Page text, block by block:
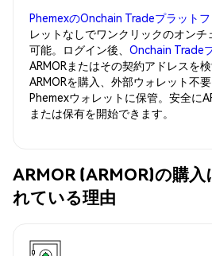
PhemexのOnchain Tradeプラット
レットなしでワンクリックのオン
可能。ログイン後、 Onchain Trade
ARMORまたはその契約アドレスを
ARMORを購入、外部ウォレット不
Phemexウォレットに保管。安全に
または保有を開始できます。
ARMOR (ARMOR)の購
れている理由